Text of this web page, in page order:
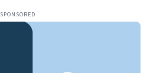
SPONSORED